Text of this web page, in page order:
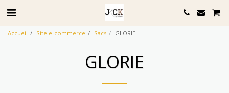
Accueil Site e-commerce Sacs GLORIE
GLORIE